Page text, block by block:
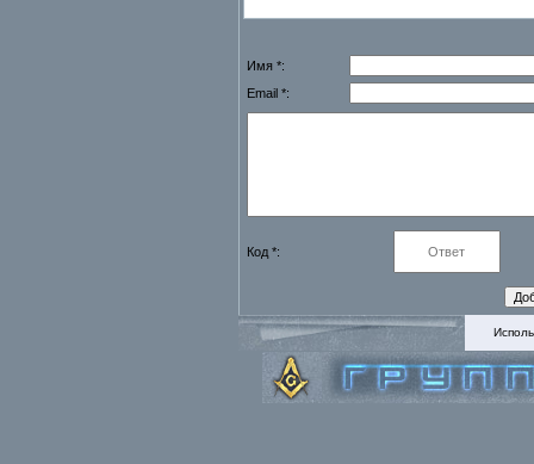
Имя *:
Email *:
Код *: